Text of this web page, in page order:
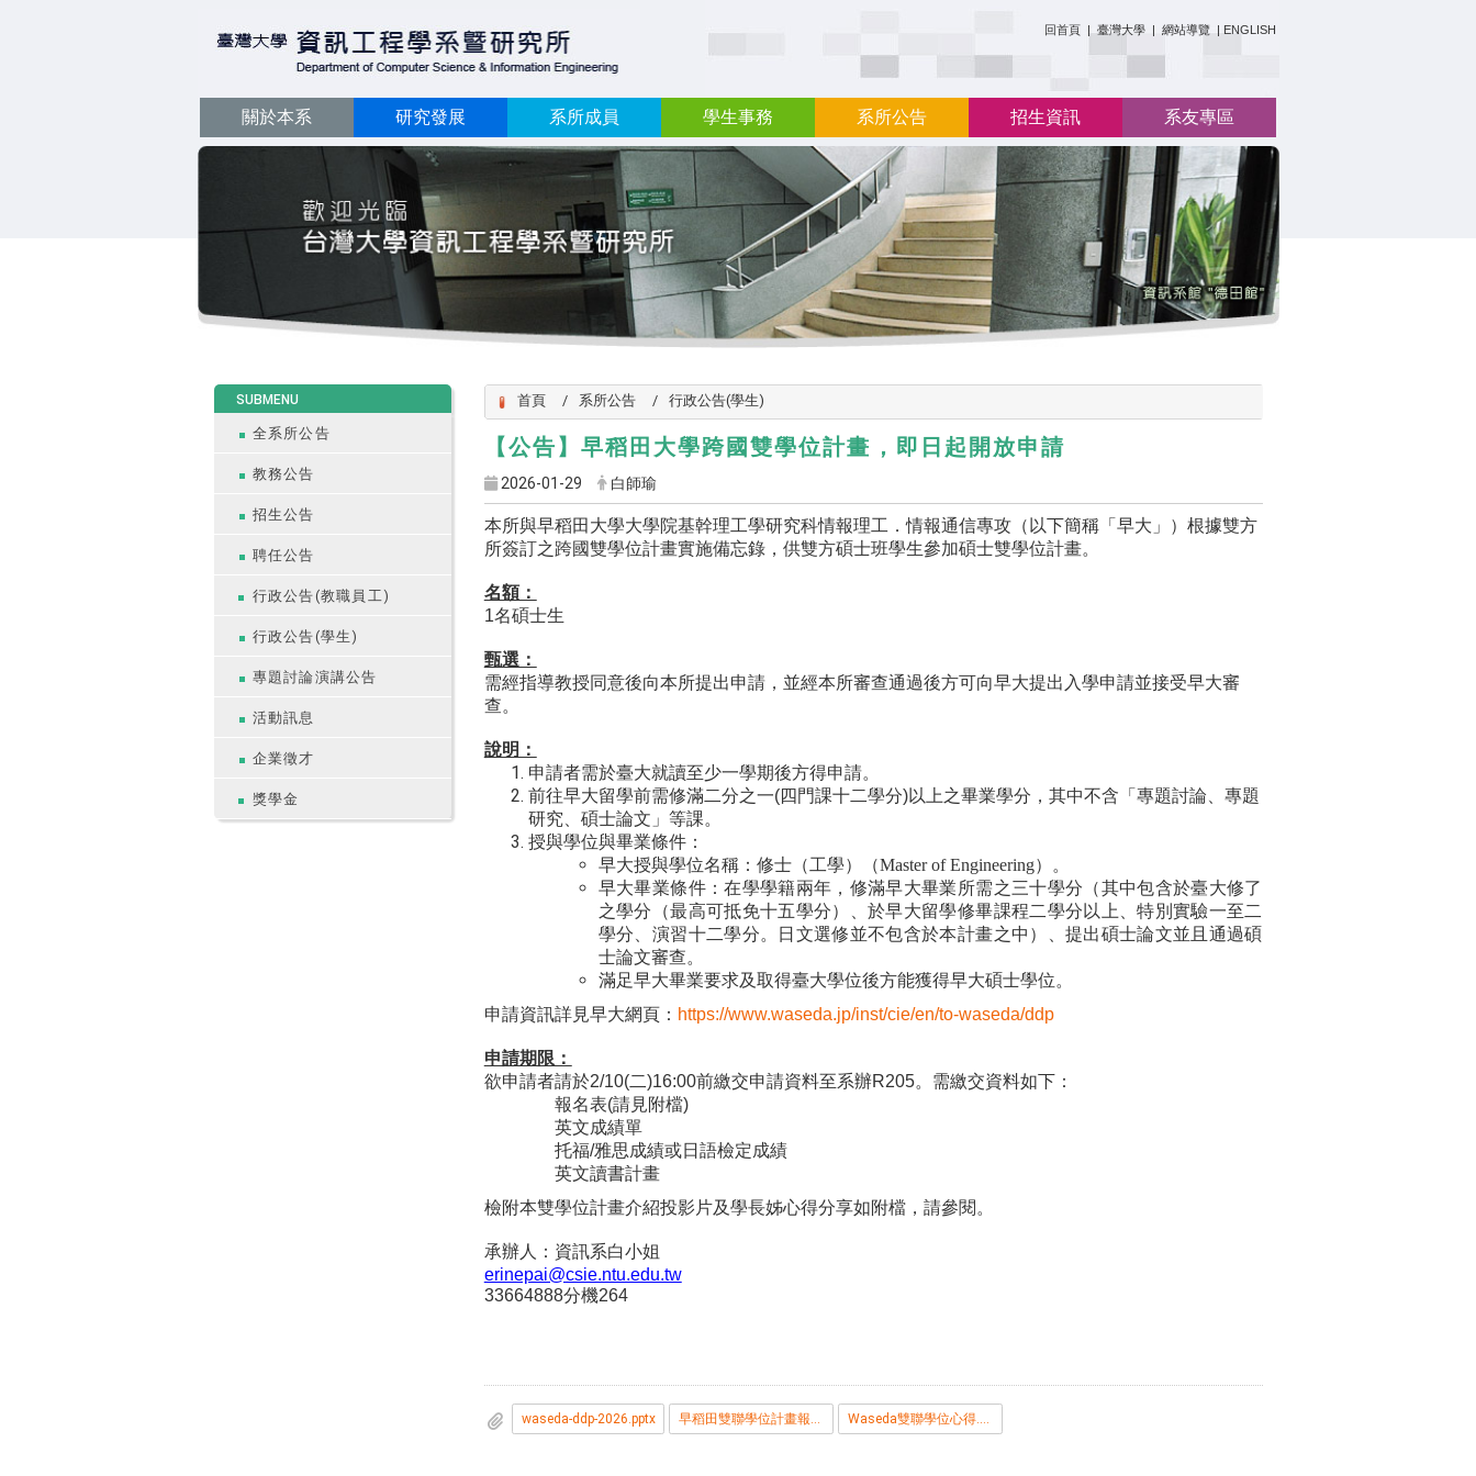
回首頁 | 臺灣大學 | 網站導覽 | ENGLISH
關於本系 研究發展 系所成員 學生事務 系所公告 招生資訊 系友專區
SUBMENU
全系所公告
教務公告
招生公告
聘任公告
行政公告(教職員工)
行政公告(學生)
專題討論演講公告
活動訊息
企業徵才
獎學金
首頁 系所公告 行政公告(學生)
【公告】早稻田大學跨國雙學位計畫，即日起開放申請
2026-01-29 白師瑜
本所與早稻田大學大學院基幹理工學研究科情報理工．情報通信專攻（以下簡稱「早大」）根據雙方
所簽訂之跨國雙學位計畫實施備忘錄，供雙方碩士班學生參加碩士雙學位計畫。
名額：
1名碩士生
甄選：
需經指導教授同意後向本所提出申請，並經本所審查通過後方可向早大提出入學申請並接受早大審
查。
說明：
申請者需於臺大就讀至少一學期後方得申請。
前往早大留學前需修滿二分之一(四門課十二學分)以上之畢業學分，其中不含「專題討論、專題
研究、碩士論文」等課。
授與學位與畢業條件：
早大授與學位名稱：修士（工學）（Master of Engineering）。
早大畢業條件：在學學籍兩年，修滿早大畢業所需之三十學分（其中包含於臺大修了
之學分（最高可抵免十五學分）、於早大留學修畢課程二學分以上、特別實驗一至二
學分、演習十二學分。日文選修並不包含於本計畫之中）、提出碩士論文並且通過碩
士論文審查。
滿足早大畢業要求及取得臺大學位後方能獲得早大碩士學位。
申請資訊詳見早大網頁： https://www.waseda.jp/inst/cie/en/to-waseda/ddp
申請期限：
欲申請者請於2/10(二)16:00前繳交申請資料至系辦R205。需繳交資料如下：
報名表(請見附檔)
英文成績單
托福/雅思成績或日語檢定成績
英文讀書計畫
檢附本雙學位計畫介紹投影片及學長姊心得分享如附檔，請參閱。
承辦人：資訊系白小姐
erinepai@csie.ntu.edu.tw
33664888分機264
waseda-ddp-2026.pptx 早稻田雙聯學位計畫報名表_2026.doc Waseda雙聯學位心得.pdf